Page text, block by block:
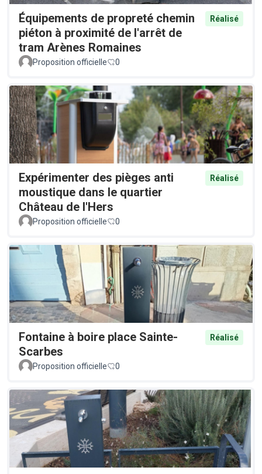
Équipements de propreté chemin
piéton à proximité de l'arrêt de
tram Arènes Romaines
Réalisé
Proposition officielle 0
Expérimenter des pièges anti
moustique dans le quartier
Château de l'Hers
Réalisé
Proposition officielle 0
Fontaine à boire place Sainte-
Scarbes
Réalisé
Proposition officielle 0